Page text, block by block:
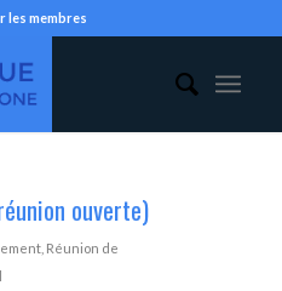
les membres
ouverte)
, Réunion de